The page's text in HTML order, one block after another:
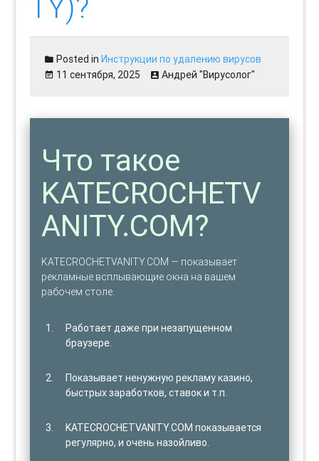
TY)?
Posted inИнструкции по удалению вирусов
11 сентября, 2025
Андрей "Вирусолог"
Что такое
KATECROCHETV
ANITY.COM?
KATECROCHETVANITY.COM — показывает
рекламные всплывающие окна на вашем
рабочем столе.
Работает даже при незапущенном
браузере.
Показывает ненужную рекламу казино,
быстрых заработков, ставок и т.п.
KATECROCHETVANITY.COM показывается
регулярно, и очень назойливо.